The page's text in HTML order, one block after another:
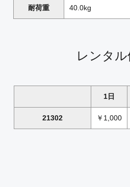
耐荷重 40.0kg
レンタル
1日
21302 ￥1,000